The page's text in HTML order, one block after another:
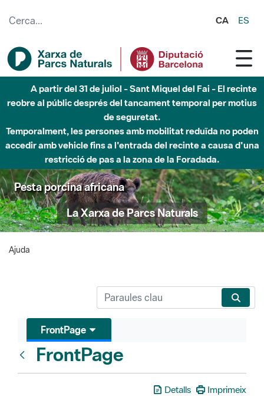
CA ES
A partir del 31 de juliol - Sant Miquel del Fai - El recinte
reobre al públic després del tancament temporal per motius
de seguretat.
Temporalment, les persones amb mobilitat reduïda no poden
accedir amb vehicle fins a l'entrada del recinte a causa d'una
restricció de pas a la zona de la Foradada.
Pesta porcina africana
La Xarxa de Parcs Naturals
Ajuda
FrontPage
FrontPage
Detalls Imprimeix